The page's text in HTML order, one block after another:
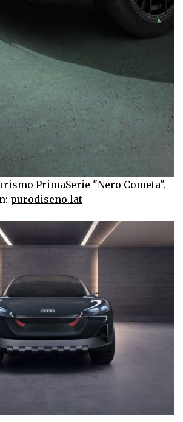
PrimaSerie "Nero Cometa".
purodiseno.lat